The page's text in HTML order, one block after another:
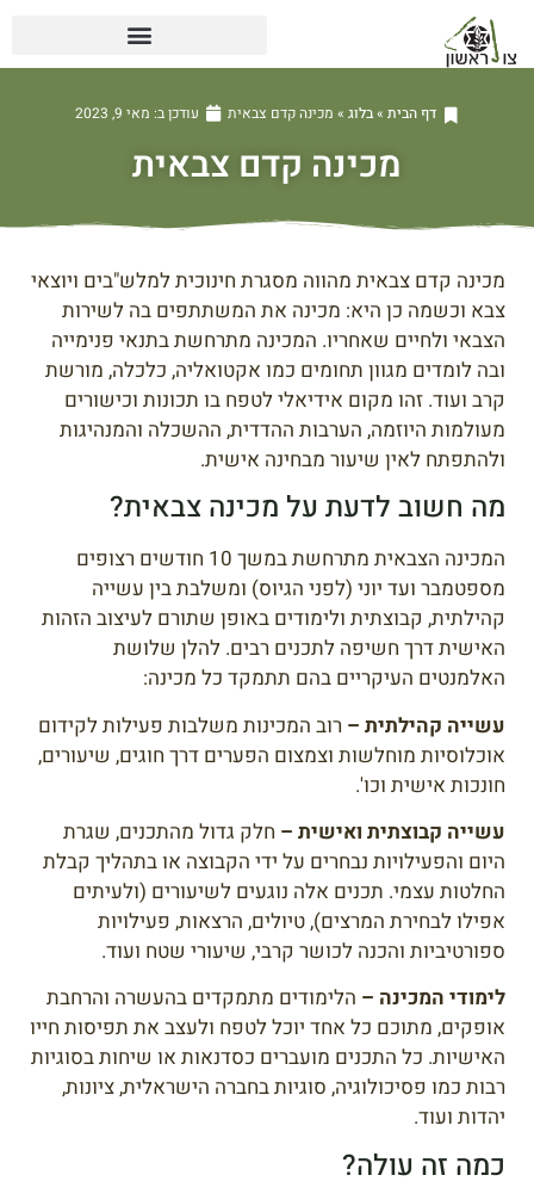
דף הבית »בלוג » מכינה קדם צבאית עודכן ב: מאי 9, 2023
מכינה קדם צבאית
מכינה קדם צבאית מהווה מסגרת חינוכית למלש"בים ויוצאי
צבא וכשמה כן היא: מכינה את המשתתפים בה לשירות
הצבאי ולחיים שאחריו. המכינה מתרחשת בתנאי פנימייה
ובה לומדים מגוון תחומים כמו אקטואליה, כלכלה, מורשת
קרב ועוד. זהו מקום אידיאלי לטפח בו תכונות וכישורים
מעולמות היוזמה, הערבות ההדדית, ההשכלה והמנהיגות
ולהתפתח לאין שיעור מבחינה אישית.
מה חשוב לדעת על מכינה צבאית?
המכינה הצבאית מתרחשת במשך 10 חודשים רצופים
מספטמבר ועד יוני (לפני הגיוס) ומשלבת בין עשייה
קהילתית, קבוצתית ולימודים באופן שתורם לעיצוב הזהות
האישית דרך חשיפה לתכנים רבים. להלן שלושת
האלמנטים העיקריים בהם תתמקד כל מכינה:
עשייה קהילתית – רוב המכינות משלבות פעילות לקידום
אוכלוסיות מוחלשות וצמצום הפערים דרך חוגים, שיעורים,
חונכות אישית וכו'.
עשייה קבוצתית ואישית – חלק גדול מהתכנים, שגרת
היום והפעילויות נבחרים על ידי הקבוצה או בתהליך קבלת
החלטות עצמי. תכנים אלה נוגעים לשיעורים (ולעיתים
אפילו לבחירת המרצים), טיולים, הרצאות, פעילויות
ספורטיביות והכנה לכושר קרבי, שיעורי שטח ועוד.
לימודי המכינה – הלימודים מתמקדים בהעשרה והרחבת
אופקים, מתוכם כל אחד יוכל לטפח ולעצב את תפיסות חייו
האישיות. כל התכנים מועברים כסדנאות או שיחות בסוגיות
רבות כמו פסיכולוגיה, סוגיות בחברה הישראלית, ציונות,
יהדות ועוד.
כמה זה עולה?